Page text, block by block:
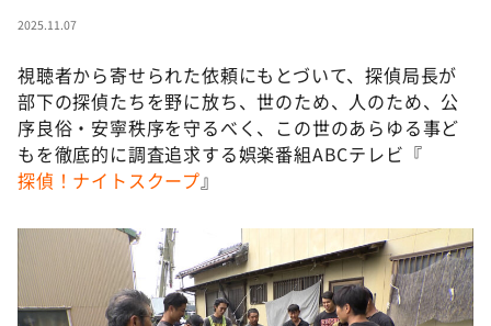
～人生密着トークバラエティ！～ やすとものいたっ
て真剣です
探偵！ナイトスクープ
news おかえり
河合＆A.B.C-Z塚田×福井アナ「なんでやねん！？」
（news おかえり）
DAIGOも台所 ～きょうの献立 何にする？～
本日はダイアンなり！シーズン２
朝だ！生です旅サラダ
教えて！ニュースライブ 正義のミカタ
2025.11.07
視聴者から寄せられた依頼にもとづいて、探偵局長が
部下の探偵たちを野に放ち、世のため、人のため、公
序良俗・安寧秩序を守るべく、この世のあらゆる事ど
もを徹底的に調査追求する娯楽番組ABCテレビ『
探偵！ナイトスクープ』